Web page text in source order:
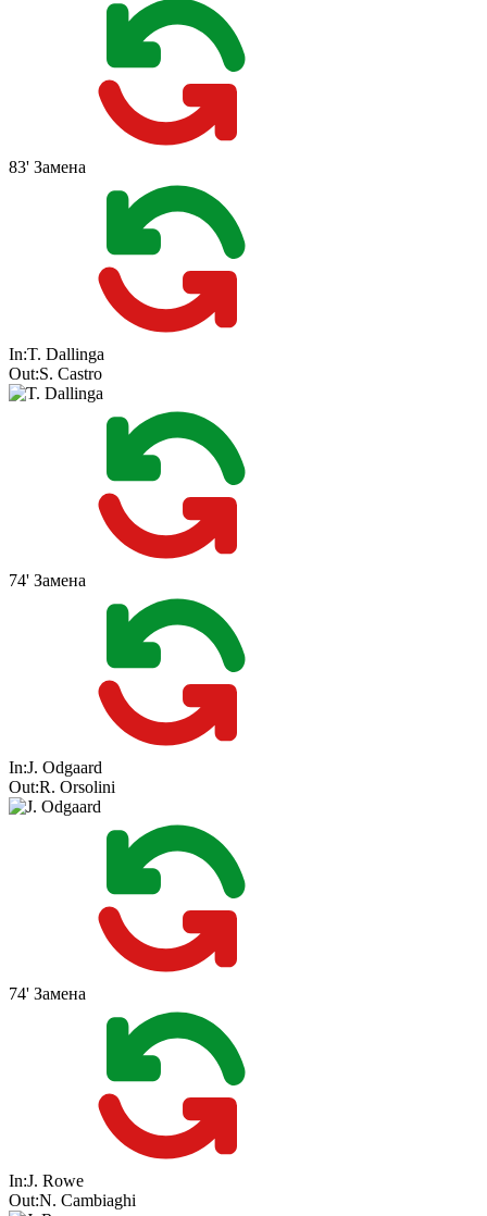
83' Замена
In:T. Dallinga
Out:S. Castro
74' Замена
In:J. Odgaard
Out:R. Orsolini
74' Замена
In:J. Rowe
Out:N. Cambiaghi